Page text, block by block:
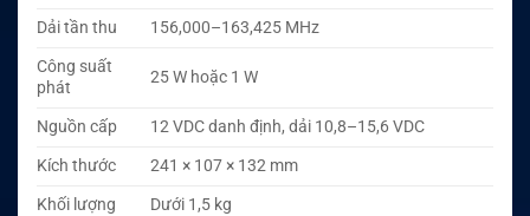
Dải tần thu
156,000–163,425 MHz
Công suất
phát
25 W hoặc 1 W
Nguồn cấp
12 VDC danh định, dải 10,8–15,6 VDC
Kích thước
241 × 107 × 132 mm
Khối lượng
Dưới 1,5 kg